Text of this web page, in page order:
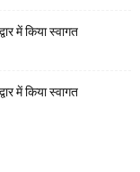
में किया स्वागत
में किया स्वागत